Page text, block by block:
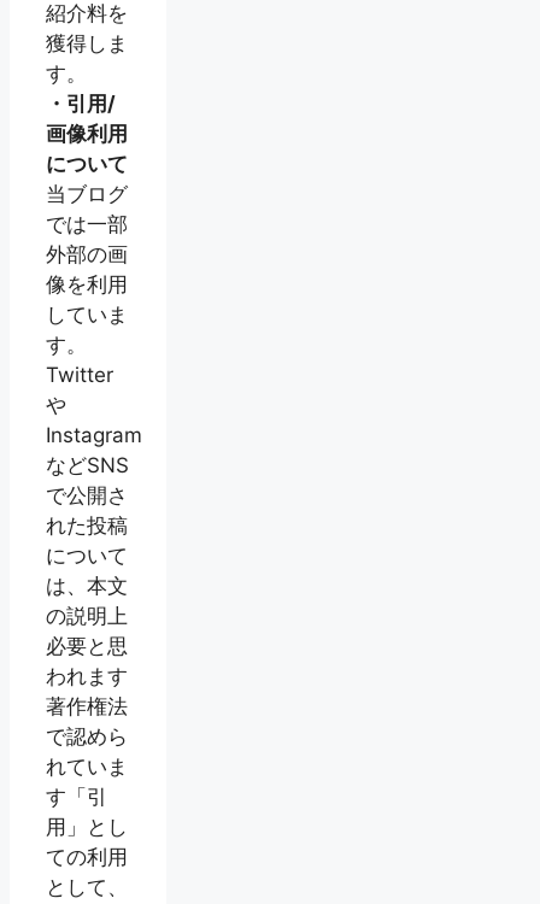
紹介料を
獲得しま
す。
・引用/
画像利用
について
当ブログ
では一部
外部の画
像を利用
していま
す。
Twitter
や
Instagram
などSNS
で公開さ
れた投稿
について
は、本文
の説明上
必要と思
われます
著作権法
で認めら
れていま
す「引
用」とし
ての利用
として、